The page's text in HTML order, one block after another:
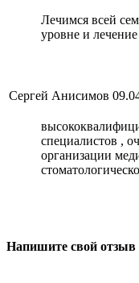
Лечимся всей
уровне и
Сергей Анисимов
специалистов ,
организации
Напишите свой